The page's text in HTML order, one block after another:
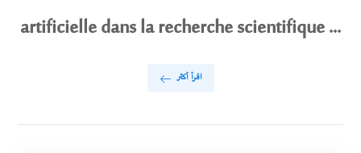
artificielle dans la recherche scientifique ...
اقرأ أكثر